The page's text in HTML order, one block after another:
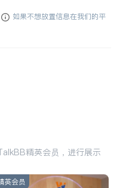
如果不想放置信息在我们的平
精英会员，进行展示
英会员